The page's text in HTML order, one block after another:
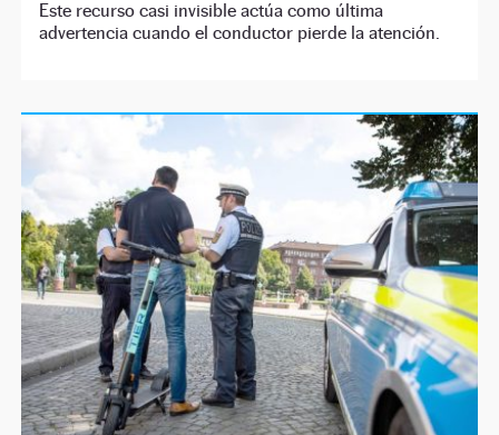
Este recurso casi invisible actúa como última
advertencia cuando el conductor pierde la atención.